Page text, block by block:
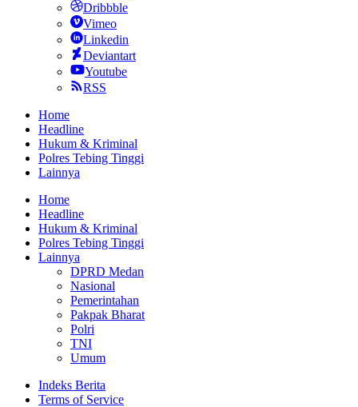
Dribbble
Vimeo
Linkedin
Deviantart
Youtube
RSS
Home
Headline
Hukum & Kriminal
Polres Tebing Tinggi
Lainnya
Home
Headline
Hukum & Kriminal
Polres Tebing Tinggi
Lainnya
DPRD Medan
Nasional
Pemerintahan
Pakpak Bharat
Polri
TNI
Umum
Indeks Berita
Terms of Service